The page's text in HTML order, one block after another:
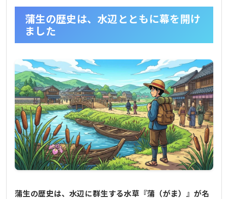
蒲生の歴史は、水辺とともに幕を開け
ました
蒲生の歴史は、水辺に群生する水草『蒲（がま）』が名